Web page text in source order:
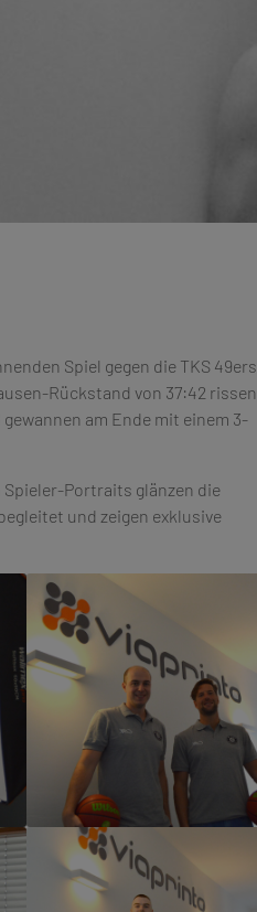
Spiel gegen die TKS 49ers
Rückstand von 37:42 rissen
am Ende mit einem 3-
Portraits glänzen die
und zeigen exklusive